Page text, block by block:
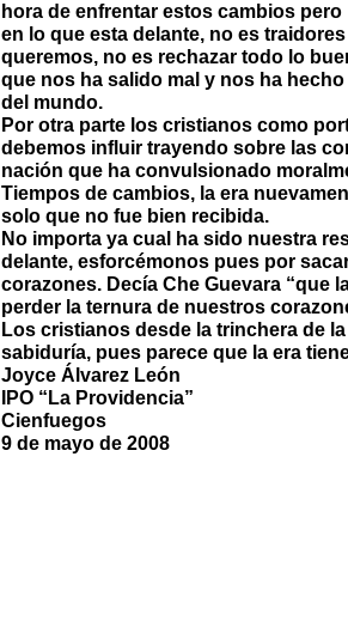
hora de enfrentar estos cambios
en lo que esta delante, no es
queremos, no es rechazar todo lo
que nos ha salido mal y nos ha
del mundo.
Por otra parte los cristianos como
debemos influir trayendo sobre las
nación que ha convulsionado
Tiempos de cambios, la era
solo que no fue bien recibida.
No importa ya cual ha sido nuestra
delante, esforcémonos pues por
corazones. Decía Che Guevara “que
perder la ternura de nuestros
Los cristianos desde la trinchera de
sabiduría, pues parece que la era
Joyce Álvarez León
IPO “La Providencia”
Cienfuegos
9 de mayo de 2008